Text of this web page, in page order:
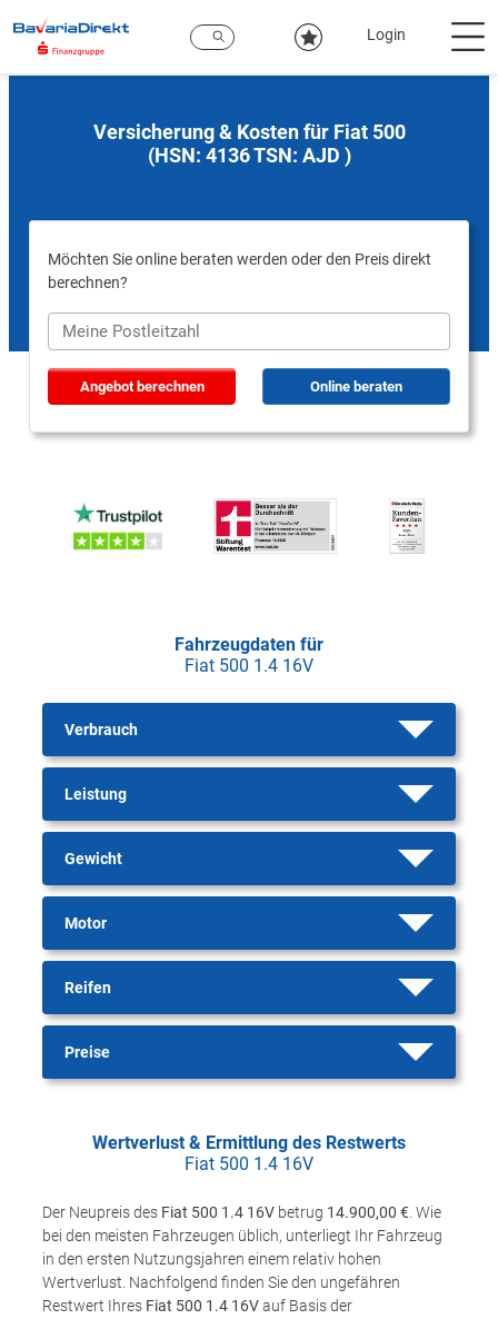
Hauptinhalt
Login
Versicherung & Kosten für Fiat 500
(HSN: 4136 TSN: AJD )
Möchten Sie online beraten werden oder den Preis direkt
berechnen?
Angebot berechnen Online beraten
Fahrzeugdaten für
Fiat 500 1.4 16V
Verbrauch
Leistung
Gewicht
Motor
Reifen
Preise
Wertverlust & Ermittlung des Restwerts
Fiat 500 1.4 16V
Der Neupreis des Fiat 500 1.4 16V betrug 14.900,00 € . Wie
bei den meisten Fahrzeugen üblich, unterliegt Ihr Fahrzeug
in den ersten Nutzungsjahren einem relativ hohen
Wertverlust. Nachfolgend finden Sie den ungefähren
Restwert Ihres Fiat 500 1.4 16Vauf Basis der